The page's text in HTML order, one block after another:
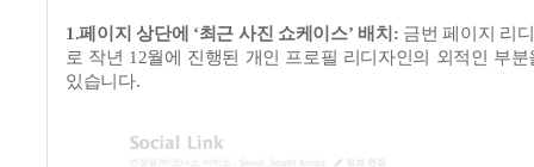
1.페이지 상단에 ‘최근 사진 쇼케이스’ 배치 : 금번 페이지 리
로 작년 12월에 진행된 개인 프로필 리디자인의 외적인 부
있습니다.